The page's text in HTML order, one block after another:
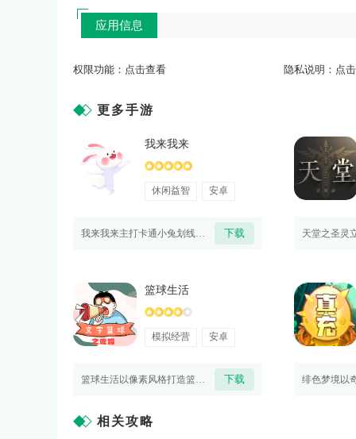
应用信息
权限功能： 点击查看 隐私说明： 点
更多手游
我来我来
休闲益智 安卓
我来我来主打卡通小兔划线弹射休闲玩法，画风清新柔和，适配通勤、休息等各类碎片时间。游戏支持单人闯 下载
篮球生活
模拟经营 安卓
篮球生活以像素风格打造篮球生涯模拟体验，玩家自定义新秀球员，从底层联赛起步，一路征战各级赛事，兼 下载
相关攻略